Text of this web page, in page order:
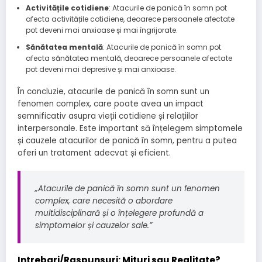
Activitățile cotidiene: Atacurile de panică în somn pot
afecta activitățile cotidiene, deoarece persoanele afectate
pot deveni mai anxioase și mai îngrijorate.
Sănătatea mentală: Atacurile de panică în somn pot
afecta sănătatea mentală, deoarece persoanele afectate
pot deveni mai depresive și mai anxioase.
În concluzie, atacurile de panică în somn sunt un
fenomen complex, care poate avea un impact
semnificativ asupra vieții cotidiene și relațiilor
interpersonale. Este important să înțelegem simptomele
și cauzele atacurilor de panică în somn, pentru a putea
oferi un tratament adecvat și eficient.
„Atacurile de panică în somn sunt un fenomen
complex, care necesită o abordare
multidisciplinară și o înțelegere profundă a
simptomelor și cauzelor sale.”